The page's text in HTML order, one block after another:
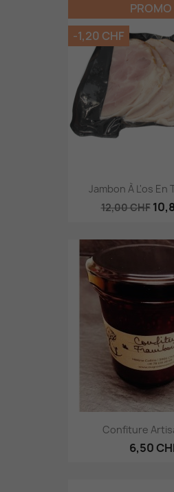
Jambon À L'os En
12,00 CHF
PROMO
-1,20 CHF
Confiture
6,50